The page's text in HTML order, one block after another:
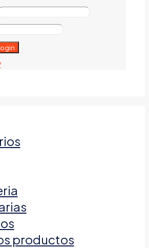
productos